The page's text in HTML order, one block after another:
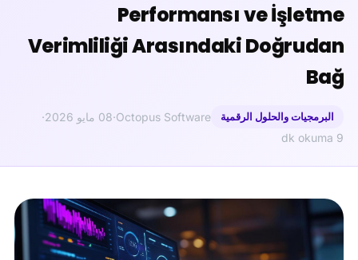
Performansı ve İşletme
Verimliliği Arasındaki Doğrudan
Bağ
البرمجيات والحلول الرقمية Octopus Software
·08 مايو 2026
·
9 dk okuma